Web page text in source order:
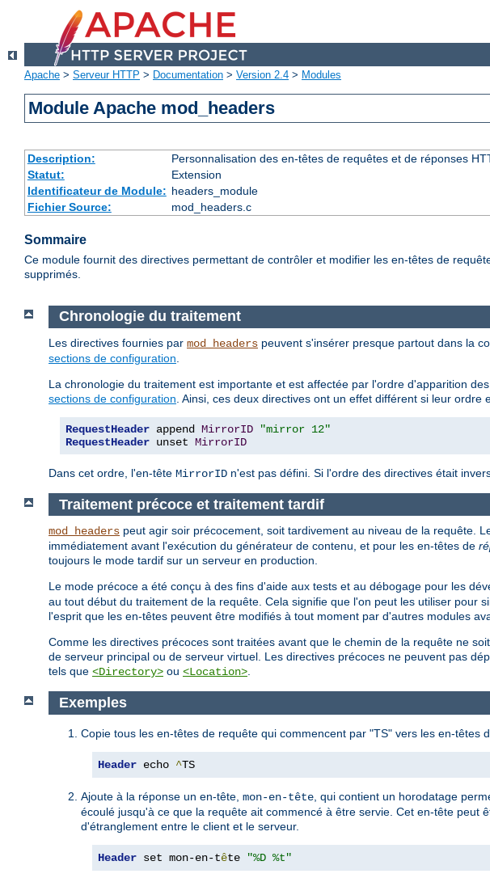
Apache > Serveur HTTP > Documentation > Version 2.4 > Modules
Module Apache mod_headers
Description:
Personnalisation des en-têtes de requêtes et de réponses
Statut:
Extension
Identificateur de Module: headers_module
Fichier Source:
mod_headers.c
Sommaire
Ce module fournit des directives permettant de contrôler et modifier les en-têtes de
supprimés.
Chronologie du traitement
Les directives fournies par mod_headers peuvent s'insérer presque partout dans la
sections de configuration
La chronologie du traitement est importante et est affectée par l'ordre d'apparition
sections de configuration . Ainsi, ces deux directives ont un effet différent si leur ordre
RequestHeader append MirrorID
"mirror 12"
RequestHeader unset MirrorID
Dans cet ordre, l'en-tête MirrorID n'est pas défini. Si l'ordre des directives était
Traitement précoce et traitement tardif
mod_headers peut agir soir précocement, soit tardivement au niveau de la requête.
immédiatement avant l'exécution du générateur de contenu, et pour les en-têtes de
toujours le mode tardif sur un serveur en production.
Le mode précoce a été conçu à des fins d'aide aux tests et au débogage pour les
au tout début du traitement de la requête. Cela signifie que l'on peut les utiliser pour
l'esprit que les en-têtes peuvent être modifiés à tout moment par d'autres modules
Comme les directives précoces sont traitées avant que le chemin de la requête ne
de serveur principal ou de serveur virtuel. Les directives précoces ne peuvent pas
tels que <Directory> ou <Location>.
Exemples
Copie tous les en-têtes de requête qui commencent par "TS" vers les en-têtes
Header echo ^TS
Ajoute à la réponse un en-tête, mon-en-tête , qui contient un horodatage
écoulé jusqu'à ce que la requête ait commencé à être servie. Cet en-tête
d'étranglement entre le client et le serveur.
Header set mon-en-tête "%D %t"